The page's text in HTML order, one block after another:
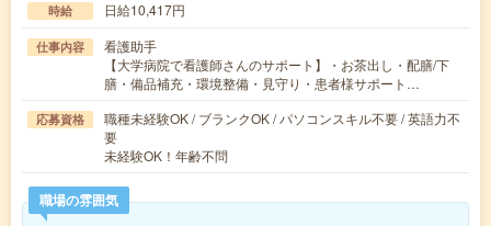
時給 日給10,417円
仕事内容
看護助手
【大学病院で看護師さんのサポート】・お茶出し・配膳/下
膳・備品補充・環境整備・見守り・患者様サポート…
応募資格
職種未経験OK / ブランクOK / パソコンスキル不要 / 英語力不
要
未経験OK！年齢不問
職場の雰囲気